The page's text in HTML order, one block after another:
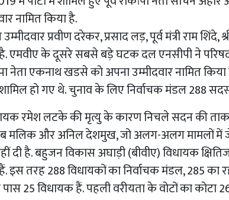
नामित किया है.
प्रवीण दरेकर, प्रसाद लड़, पूर्व मंत्री राम
एमवीए के दूसरे सबसे बड़े घटक दल एनसीपी ने​
नेता एकनाथ खडसे को अपना उम्मीदवार नामित
शामिल हो गए थे. चुनाव के लिए निर्वाचक मंडल 288
रमेश लटके की मृत्यु के कारण निचले सदन की
मलिक और अनिल देशमुख, जो अलग-अलग मामलों में
दी है. बहुजन विकास अघाड़ी (बीवीए) विधायक
इस तरह 288 विधायकों का निर्वाचक मंडल, 285 का
पास 25 विधायक हैं. पहली वरीयता के वोटों का कोटा